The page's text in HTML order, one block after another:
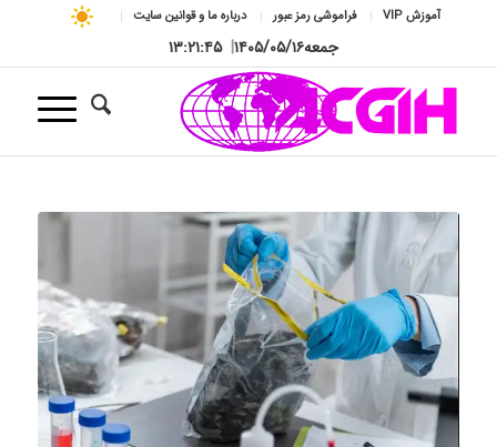
آموزش VIP فراموشی رمز عبور درباره ما و قوانین سایت
جمعه۱۴۰۵/۰۵/۱۶| ۱۳:۲۱:۴۶